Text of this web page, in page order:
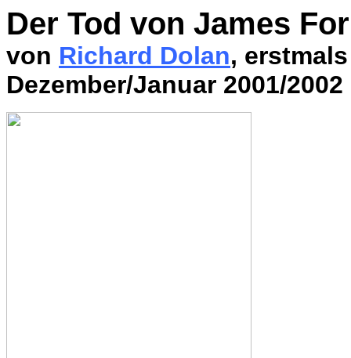
Der Tod von James
von Richard Dolan,
Dezember/Januar 2001/2002